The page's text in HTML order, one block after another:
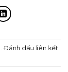
. Đánh dấu liên kết